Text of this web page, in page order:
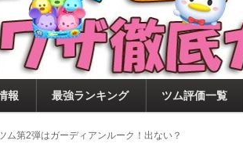
報 最強ランキング ツム評価一覧
ム第2弾はガーディアンルーク！出ない？